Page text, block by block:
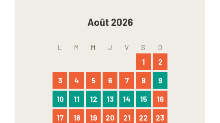
Août 2026
L M M J V S D
1 2
3 4 5 6 7 8 9
10 11 12 13 14 15 16
17 18 19 20 21 22 23